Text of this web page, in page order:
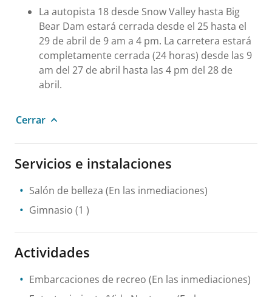
La autopista 18 desde Snow Valley hasta Big
Bear Dam estará cerrada desde el 25 hasta el
29 de abril de 9 am a 4 pm. La carretera estará
completamente cerrada (24 horas) desde las 9
am del 27 de abril hasta las 4 pm del 28 de
abril.
Cerrar
Servicios e instalaciones
Salón de belleza (En las inmediaciones)
Gimnasio (1 )
Actividades
Embarcaciones de recreo (En las inmediaciones)